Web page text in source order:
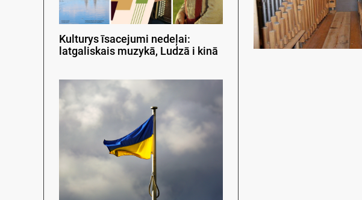
Kulturys īsacejumi nedeļai:
latgaliskais muzykā, Ludzā i kinā